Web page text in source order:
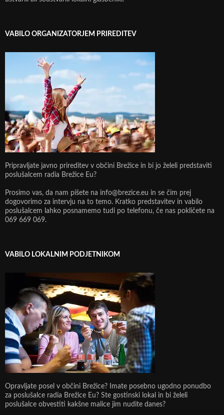
VABILO ORGANIZATORJEM PRIREDITEV
Pripravljate javno prireditev v občini Brežice in bi jo želeli predstaviti
poslušalcem radia Brežice Eu?
Prosimo vas, da nam pišete na info@brezice.eu in se čim prej
dogovorimo za intervju na to temo. Kratko predstavitev in vabilo
poslušalcem lahko posnamemo tudi po telefonu, če nas pokličete na
069 669 069.
VABILO LOKALNIM PODJETNIKOM
Opravljate posel v občini Brežice? Imate posebno ugodno ponudbo
za poslušalce radia Brežice Eu? Ste gostinski lokal in bi želeli
poslušalce obvestiti kakšne malice jim nudite danes?